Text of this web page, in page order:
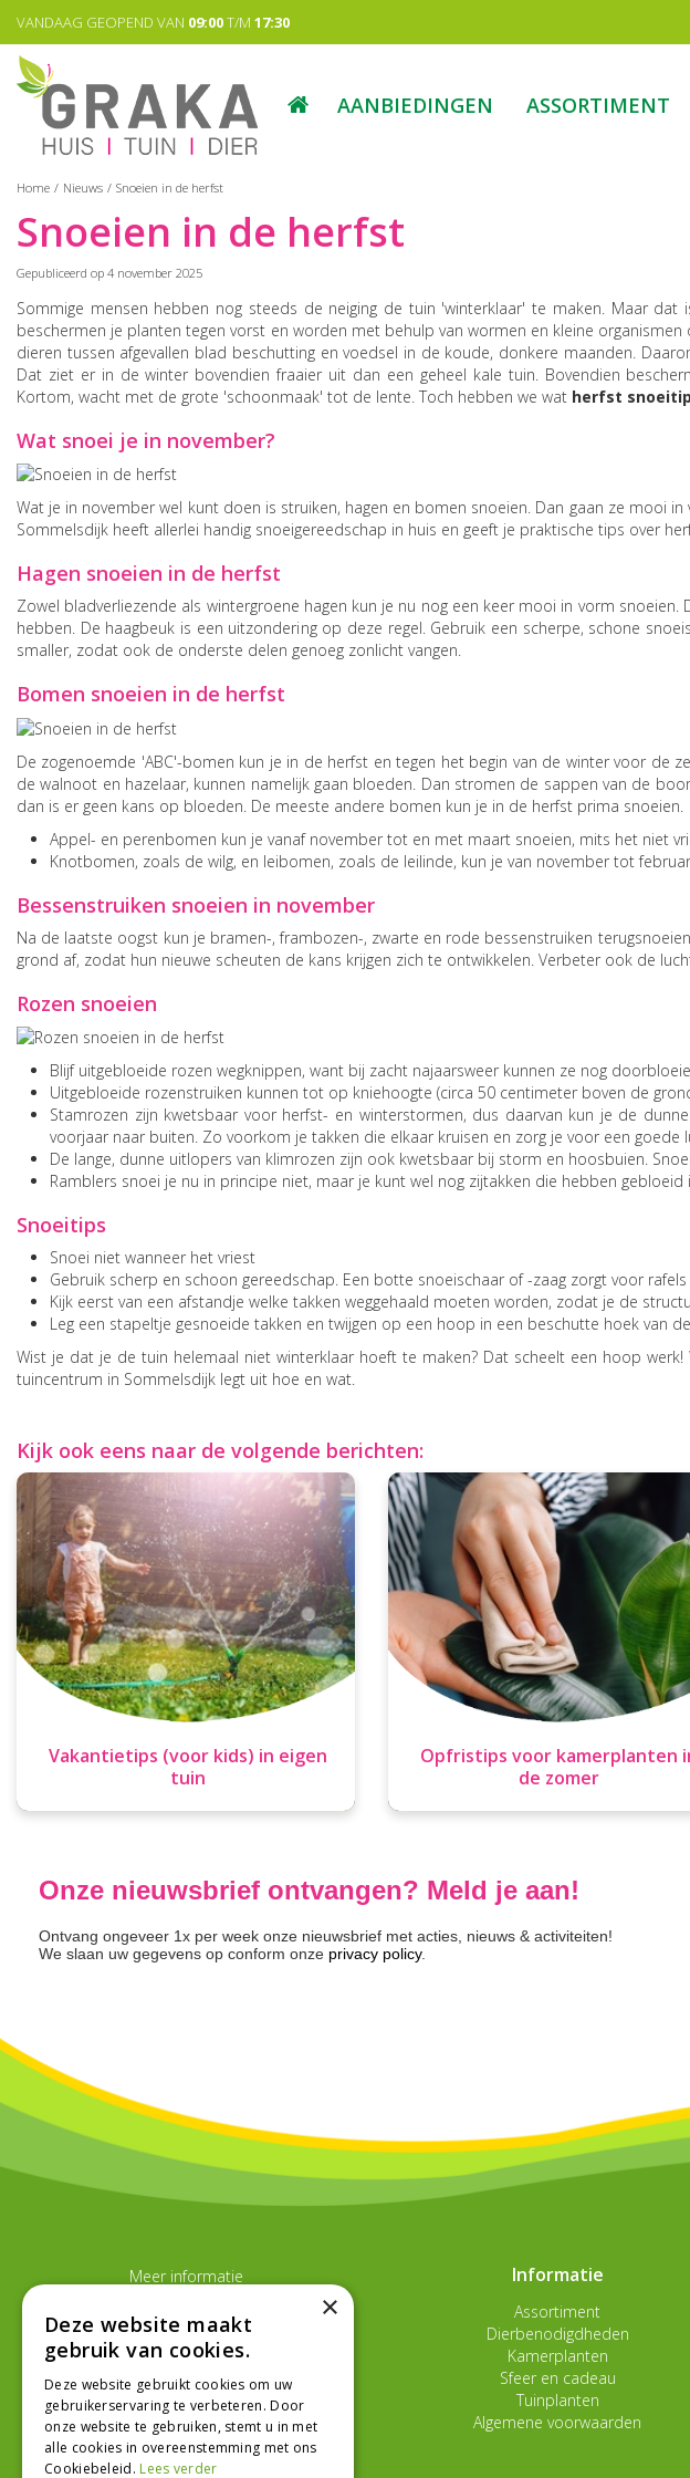
naar
content
Home Nieuws Snoeien in de herfst
VANDAAG GEOPEND VAN 09:00T/M 17:30
AANBIEDINGEN ASSORTIMENT
Snoeien in de herfst
Gepubliceerd op 4 november 2025
Sommige mensen hebben nog steeds de neiging de tuin 'winterklaar' te maken. Maar
beschermen je planten tegen vorst en worden met behulp van wormen en kleine
dieren tussen afgevallen blad beschutting en voedsel in de koude, donkere maanden.
Dat ziet er in de winter bovendien fraaier uit dan een geheel kale tuin. Bovendien
Kortom, wacht met de grote 'schoonmaak' tot de lente. Toch hebben we wat herfst
Wat snoei je in november?
Wat je in november wel kunt doen is struiken, hagen en bomen snoeien. Dan gaan ze mooi
Sommelsdijk heeft allerlei handig snoeigereedschap in huis en geeft je praktische tips over
Hagen snoeien in de herfst
Zowel bladverliezende als wintergroene hagen kun je nu nog een keer mooi in vorm
hebben. De haagbeuk is een uitzondering op deze regel. Gebruik een scherpe, schone
smaller, zodat ook de onderste delen genoeg zonlicht vangen.
Bomen snoeien in de herfst
De zogenoemde 'ABC'-bomen kun je in de herfst en tegen het begin van de winter voor de
de walnoot en hazelaar, kunnen namelijk gaan bloeden. Dan stromen de sappen van de
dan is er geen kans op bloeden. De meeste andere bomen kun je in de herfst prima snoeien.
Appel- en perenbomen kun je vanaf november tot en met maart snoeien, mits het niet
Knotbomen, zoals de wilg, en leibomen, zoals de leilinde, kun je van november tot
Bessenstruiken snoeien in november
Na de laatste oogst kun je bramen-, frambozen-, zwarte en rode bessenstruiken
grond af, zodat hun nieuwe scheuten de kans krijgen zich te ontwikkelen. Verbeter ook de
Rozen snoeien
Blijf uitgebloeide rozen wegknippen, want bij zacht najaarsweer kunnen ze nog
Uitgebloeide rozenstruiken kunnen tot op kniehoogte (circa 50 centimeter boven de
Stamrozen zijn kwetsbaar voor herfst- en winterstormen, dus daarvan kun je de
voorjaar naar buiten. Zo voorkom je takken die elkaar kruisen en zorg je voor een goede
De lange, dunne uitlopers van klimrozen zijn ook kwetsbaar bij storm en hoosbuien.
Ramblers snoei je nu in principe niet, maar je kunt wel nog zijtakken die hebben
Snoeitips
Snoei niet wanneer het vriest
Gebruik scherp en schoon gereedschap. Een botte snoeischaar of -zaag zorgt voor
Kijk eerst van een afstandje welke takken weggehaald moeten worden, zodat je de
Leg een stapeltje gesnoeide takken en twijgen op een hoop in een beschutte hoek van
Wist je dat je de tuin helemaal niet winterklaar hoeft te maken? Dat scheelt een hoop
tuincentrum in Sommelsdijk legt uit hoe en wat.
Kijk ook eens naar de volgende berichten:
Vakantietips (voor kids) in eigen
tuin
Opfristips voor kamerplanten
de zomer
Onze nieuwsbrief ontvangen? Meld je aan!
Ontvang ongeveer 1x per week onze nieuwsbrief met acties, nieuws & activiteiten!
We slaan uw gegevens op conform onze privacy policy.
Meer informatie
Tuinplanten kopen
Kamerplanten kopen
Kerstartikelen kopen
Informatie
Assortiment
Dierbenodigdheden
Kamerplanten
Sfeer en cadeau
Tuinplanten
Algemene voorwaarden
×
Deze website maakt
gebruik van cookies.
Deze website gebruikt cookies om uw
gebruikerservaring te verbeteren. Door
onze website te gebruiken, stemt u in met
alle cookies in overeenstemming met ons
Cookiebeleid. Lees verder